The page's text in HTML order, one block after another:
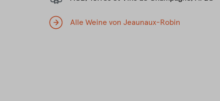
Alle Weine von Jeaunaux-Robin